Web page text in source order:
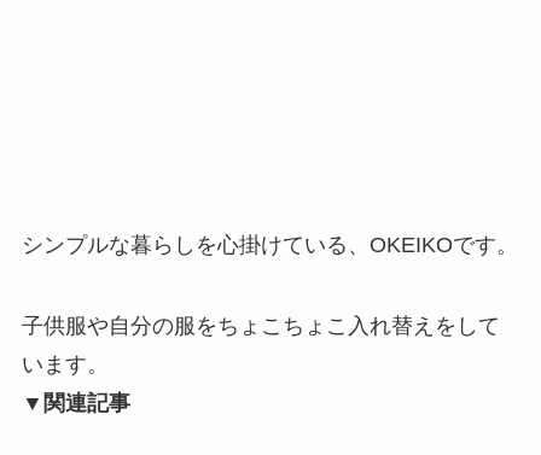
シンプルな暮らしを心掛けている、OKEIKOです。
子供服や自分の服をちょこちょこ入れ替えをして
います。
▼関連記事